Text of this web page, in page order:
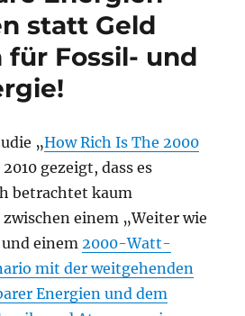
statt Geld
für Fossil- und
„How Rich Is The 2000
gezeigt, dass es
betrachtet kaum
einem „Weiter wie
einem2000-Watt-
mit der weitgehenden
Energien und dem